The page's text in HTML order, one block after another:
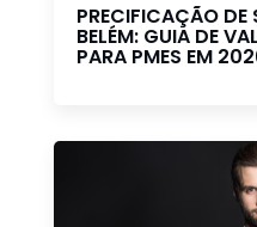
PRECIFICAÇÃO DE
BELÉM: GUIA DE
PARA PMES EM